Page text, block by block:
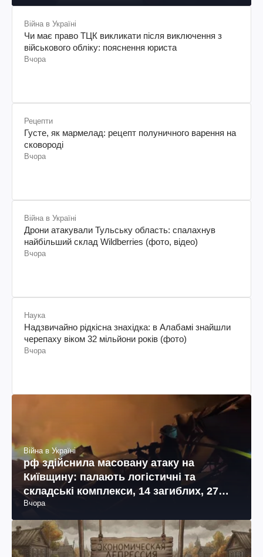
Війна в Україні
Чи має право ТЦК викликати після виключення з
військового обліку: пояснення юриста
Вчора
Рецепти
Густе, як мармелад: рецепт полуничного варення на
сковороді
Вчора
Війна в Україні
Дрони атакували Тульську область: спалахнув
найбільший склад Wildberries (фото, відео)
Вчора
Наука
Надзвичайно рідкісна знахідка: в Алабамі знайшли
черепаху віком 32 мільйони років (фото)
Вчора
Війна в Україні
рф здійснила масовану атаку на
Київщину: палають логістичні та
складські комплекси, 14 загиблих, 27
поранених (фото, відео)
Вчора